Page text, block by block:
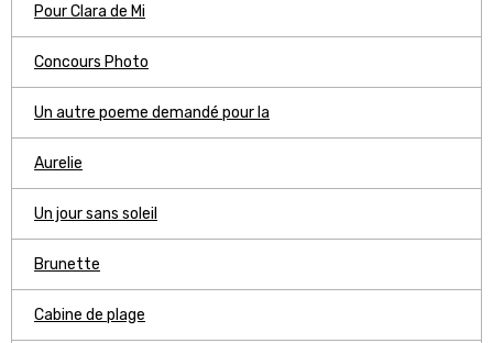
Pour Clara de Mi
Concours Photo
Un autre poeme demandé pour la
Aurelie
Un jour sans soleil
Brunette
Cabine de plage